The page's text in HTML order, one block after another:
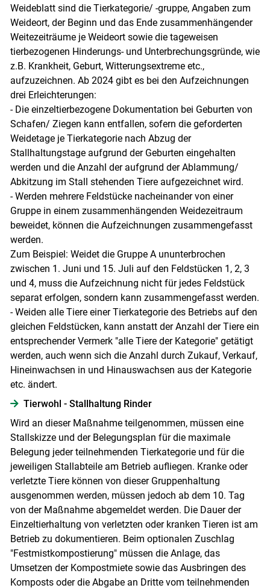
Skip to main content
Weideblatt sind die Tierkategorie/ -gruppe, Angaben zum
Weideort, der Beginn und das Ende zusammenhängender
Weitezeiträume je Weideort sowie die tageweisen
tierbezogenen Hinderungs- und Unterbrechungsgründe, wie
z.B. Krankheit, Geburt, Witterungsextreme etc.,
aufzuzeichnen. Ab 2024 gibt es bei den Aufzeichnungen
drei Erleichterungen:
- Die einzeltierbezogene Dokumentation bei Geburten von
Schafen/ Ziegen kann entfallen, sofern die geforderten
Weidetage je Tierkategorie nach Abzug der
Stallhaltungstage aufgrund der Geburten eingehalten
werden und die Anzahl der aufgrund der Ablammung/
Abkitzung im Stall stehenden Tiere aufgezeichnet wird.
- Werden mehrere Feldstücke nacheinander von einer
Gruppe in einem zusammenhängenden Weidezeitraum
beweidet, können die Aufzeichnungen zusammengefasst
werden.
Zum Beispiel: Weidet die Gruppe A ununterbrochen
zwischen 1. Juni und 15. Juli auf den Feldstücken 1, 2, 3
und 4, muss die Aufzeichnung nicht für jedes Feldstück
separat erfolgen, sondern kann zusammengefasst werden.
- Weiden alle Tiere einer Tierkategorie des Betriebs auf den
gleichen Feldstücken, kann anstatt der Anzahl der Tiere ein
entsprechender Vermerk "alle Tiere der Kategorie" getätigt
werden, auch wenn sich die Anzahl durch Zukauf, Verkauf,
Hineinwachsen in und Hinauswachsen aus der Kategorie
etc. ändert.
Tierwohl - Stallhaltung Rinder
Wird an dieser Maßnahme teilgenommen, müssen eine
Stallskizze und der Belegungsplan für die maximale
Belegung jeder teilnehmenden Tierkategorie und für die
jeweiligen Stallabteile am Betrieb aufliegen. Kranke oder
verletzte Tiere können von dieser Gruppenhaltung
ausgenommen werden, müssen jedoch ab dem 10. Tag
von der Maßnahme abgemeldet werden. Die Dauer der
Einzeltierhaltung von verletzten oder kranken Tieren ist am
Betrieb zu dokumentieren. Beim optionalen Zuschlag
"Festmistkompostierung" müssen die Anlage, das
Umsetzen der Kompostmiete sowie das Ausbringen des
Komposts oder die Abgabe an Dritte vom teilnehmenden